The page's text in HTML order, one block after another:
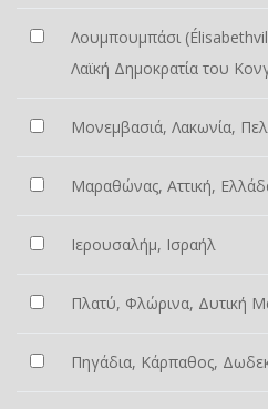
Λουμπουμπάσι
Λαϊκή Δημοκρατία του
Μονεμβασιά, Λακωνία,
Μαραθώνας, Αττική,
Ιερουσαλήμ, Ισραήλ
Πλατύ, Φλώρινα, Δυτική
Πηγάδια, Κάρπαθος,